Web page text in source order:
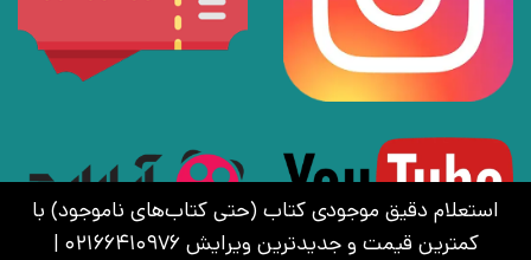
استعلام دقیق موجودی کتاب (حتی کتاب‌های ناموجود) با
کمترین قیمت و جدیدترین ویرایش 02166410976 |